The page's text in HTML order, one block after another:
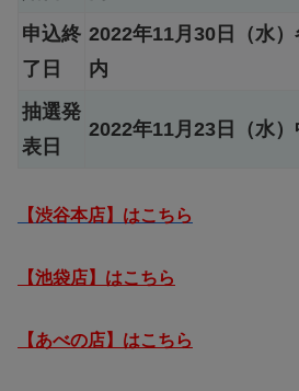
申込終
了日
2022年11月30日（水
内
抽選発
表日
2022年11月23日（水）
【渋谷本店】はこちら
【池袋店】はこちら
【あべの店】はこちら